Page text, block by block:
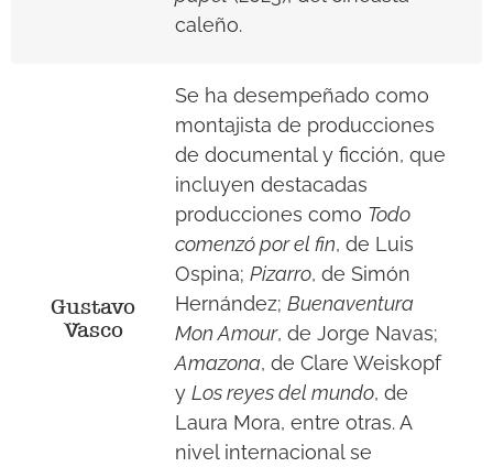
caleño.
Gustavo
Vasco
Se ha desempeñado como
montajista de producciones
de documental y ficción, que
incluyen destacadas
producciones como Todo
comenzó por el fin, de Luis
Ospina;Pizarro, de Simón
Hernández;Buenaventura
Mon Amour, de Jorge Navas;
Amazona, de Clare Weiskopf
yLos reyes del mundo, de
Laura Mora, entre otras. A
nivel internacional se